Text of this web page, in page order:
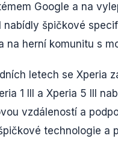
Google a na
nabídly špičkové
na herní komunitu s
letech se Xperia
1 III a Xperia 5 III
vzdáleností a
technologie a